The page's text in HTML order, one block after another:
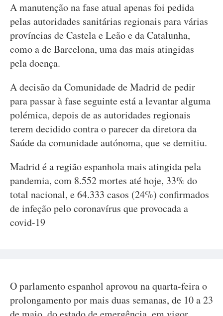
A manutenção na fase atual apenas foi pedida
pelas autoridades sanitárias regionais para várias
províncias de Castela e Leão e da Catalunha,
como a de Barcelona, uma das mais atingidas
pela doença.
A decisão da Comunidade de Madrid de pedir
para passar à fase seguinte está a levantar alguma
polémica, depois de as autoridades regionais
terem decidido contra o parecer da diretora da
Saúde da comunidade autónoma, que se demitiu.
Madrid é a região espanhola mais atingida pela
pandemia, com 8.552 mortes até hoje, 33% do
total nacional, e 64.333 casos (24%) confirmados
de infeção pelo coronavírus que provocada a
covid-19
O parlamento espanhol aprovou na quarta-feira o
prolongamento por mais duas semanas, de 10 a 23